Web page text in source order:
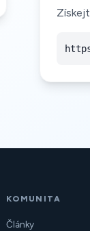
KOMUNITA
Články